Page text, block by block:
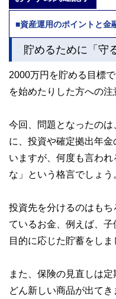
■資産運用のポイントと金
貯めるために「守
2000万円を貯める目標
を始めたりした方への注
今回、問題となったの
に、投資や確定拠出年
いますが、何度も言わ
な」という格言でしょう
投資先を分けるのはも
ているお金、例えば、
目的に応じた貯蓄をしま
また、保険の見直しは
どん新しい商品が出て